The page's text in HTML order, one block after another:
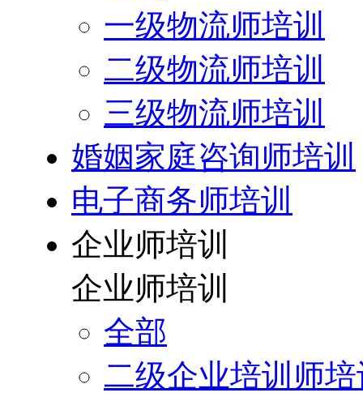
一级物流师培训
二级物流师培训
三级物流师培训
婚姻家庭咨询师培训
电子商务师培训
企业师培训
企业师培训
全部
二级企业培训师